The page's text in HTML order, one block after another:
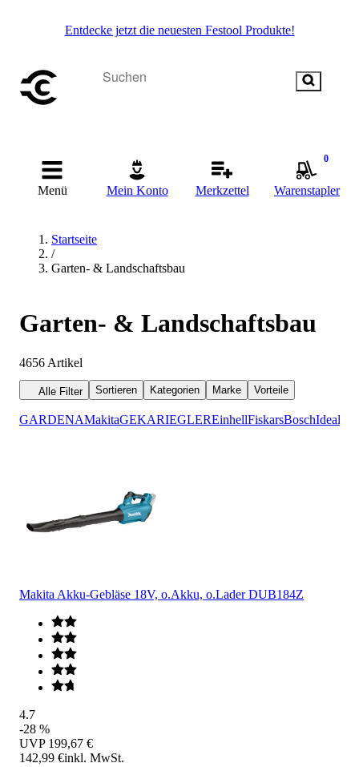
Entdecke jetzt die neuesten Festool Produkte!
Menü Mein Konto Merkzettel
0
Warenstapler
Startseite
/
Garten- & Landschaftsbau
Garten- & Landschaftsbau
4656 Artikel
Alle Filter Sortieren Kategorien Marke Vorteile
GARDENAMakitaGEKARIEGLEREinhellFiskarsBoschIdeal
Makita Akku-Gebläse 18V, o.Akku, o.Lader DUB184Z
4.7
-28 %
UVP 199,67 €
142,99 €inkl. MwSt.